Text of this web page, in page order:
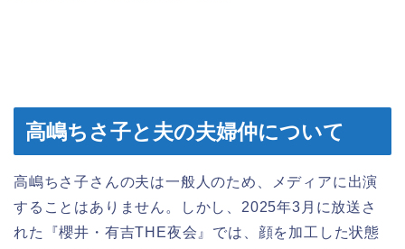
高嶋ちさ子と夫の夫婦仲について
高嶋ちさ子さんの夫は一般人のため、メディアに出演
することはありません。しかし、2025年3月に放送さ
れた『櫻井・有吉THE夜会』では、顔を加工した状態